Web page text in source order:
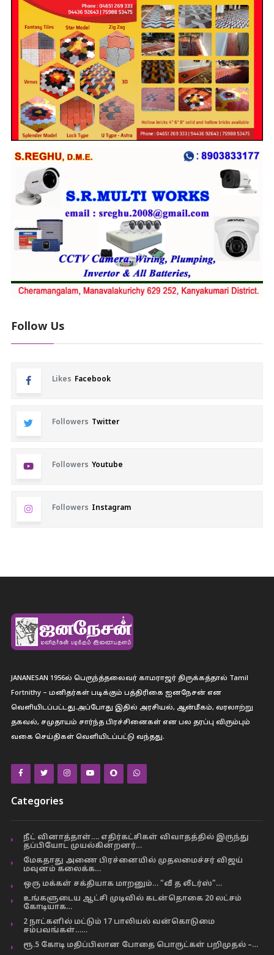
Follow Us
Likes Facebook
Followers Twitter
Followers Youtube
Followers Instagram
JANANESAN 1956ல் பெருந்த்தலைவர் காமராஜர் திருக்கத்தால் Tamil
Fortnithy – மனிதர்கள் படிக்கும் பத்திரிகை ஐனநேசன் என
வெளியிடப்பட்டது.அப்போது இதில் அரசியல், ஆன்மீகம், வரலாற்று
தகவல், சமுதாயம் சார்ந்த பிரச்சினைகள் என பல தரப்பு விரும்பும்
வகை செய்திகள் வெளியிடப்பட்டு வந்தது.
Categories
நீட் வினாத்தாள்…. எதிர்கட்சிகள் விவாதத்தில் இருந்து
தப்பியோட முயல்கின்றனர்…
மேகதாது அணை பிரச்னையில் முதலமைச்சர் விஜய்
மவுனம் கலைக்க…
ஒரு மக்கள் சக்தியாக மாறனும்… “வீ த லீடர்ஸ்”…
உங்களுடைய ஆட்சி முடிவில் கடன்தொகை 20 லட்சம்
கோடியாக…
2 நாட்களில் மட்டும் 17 பாலியல் வன்கொடுமை
சம்பவங்கள்……
ரூ.5 கோடி மதிப்பிலான போதை பொருட்கள் பறிமுதல் –…